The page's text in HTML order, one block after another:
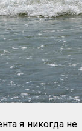
я никогда не